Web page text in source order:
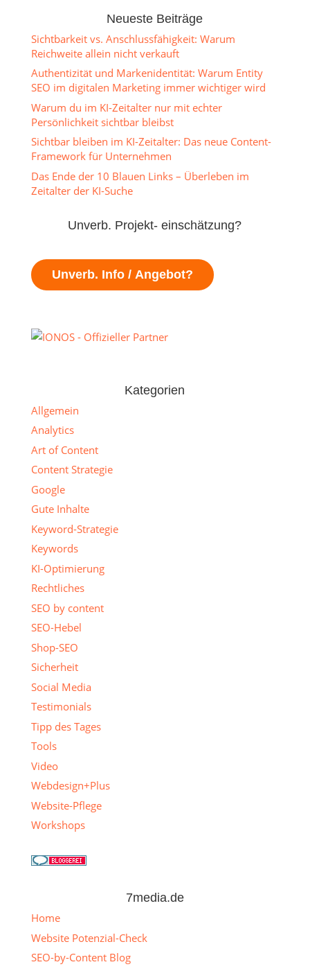
Neueste Beiträge
Sichtbarkeit vs. Anschlussfähigkeit: Warum
Reichweite allein nicht verkauft
Authentizität und Markenidentität: Warum Entity
SEO im digitalen Marketing immer wichtiger wird
Warum du im KI-Zeitalter nur mit echter
Persönlichkeit sichtbar bleibst
Sichtbar bleiben im KI-Zeitalter: Das neue Content-
Framework für Unternehmen
Das Ende der 10 Blauen Links – Überleben im
Zeitalter der KI-Suche
Unverb. Projekt- einschätzung?
Unverb. Info / Angebot?
Kategorien
Allgemein
Analytics
Art of Content
Content Strategie
Google
Gute Inhalte
Keyword-Strategie
Keywords
KI-Optimierung
Rechtliches
SEO by content
SEO-Hebel
Shop-SEO
Sicherheit
Social Media
Testimonials
Tipp des Tages
Tools
Video
Webdesign+Plus
Website-Pflege
Workshops
7media.de
Home
Website Potenzial-Check
SEO-by-Content Blog